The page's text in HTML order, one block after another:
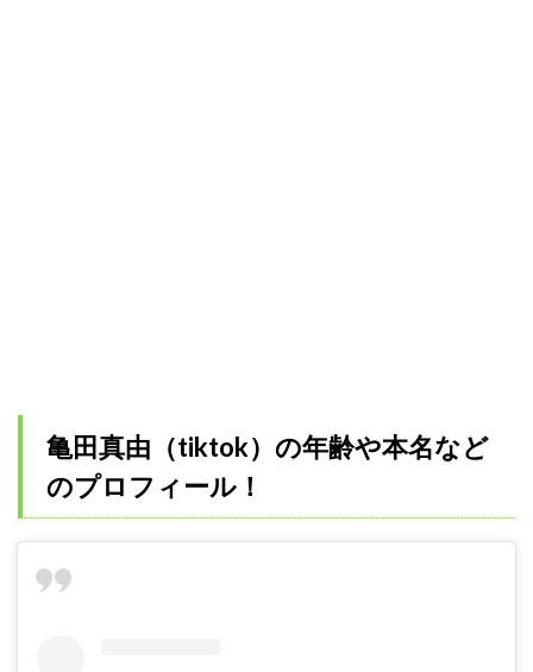
亀田真由（tiktok）の年齢や本名など
のプロフィール！